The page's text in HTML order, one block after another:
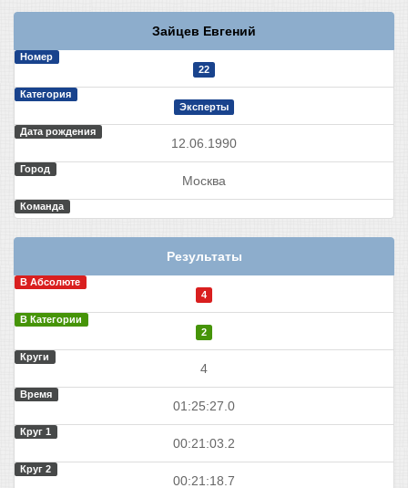
Зайцев Евгений
Номер
22
Категория
Эксперты
Дата рождения
12.06.1990
Город
Москва
Команда
Результаты
В Абсолюте
4
В Категории
2
Круги
4
Время
01:25:27.0
Круг 1
00:21:03.2
Круг 2
00:21:18.7